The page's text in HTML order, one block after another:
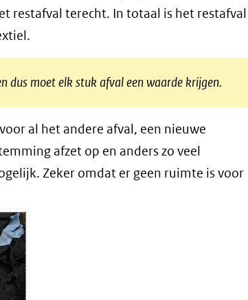
restafval terecht. In totaal is het restafval
dus moet elk stuk afval een waarde krijgen.
al het andere afval, een nieuwe
afzet op en anders zo veel
Zeker omdat er geen ruimte is voor